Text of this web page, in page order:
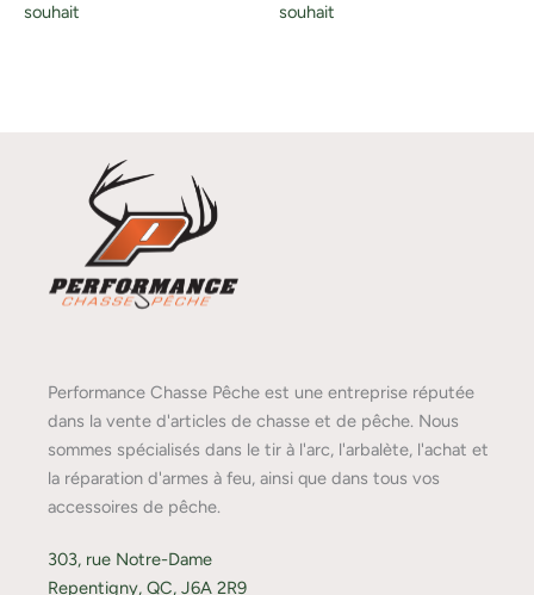
souhait
souhait
Performance Chasse Pêche est une entreprise réputée
dans la vente d'articles de chasse et de pêche. Nous
sommes spécialisés dans le tir à l'arc, l'arbalète, l'achat et
la réparation d'armes à feu, ainsi que dans tous vos
accessoires de pêche.
303, rue Notre-Dame
Repentigny, QC, J6A 2R9